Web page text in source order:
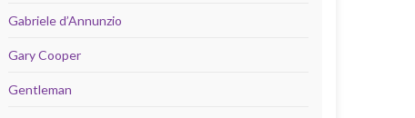
Gabriele d’Annunzio
Gary Cooper
Gentleman